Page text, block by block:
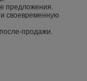
предложения.
своевременную
продажи.